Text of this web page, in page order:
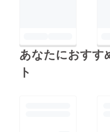
験を糧に、来年以
あなたにおすす
ト